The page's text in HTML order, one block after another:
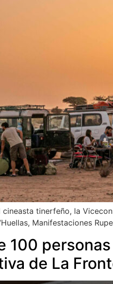
cineasta tinerfeño, la
Manifestaciones
100
de La